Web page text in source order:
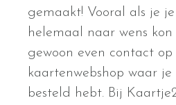
gemaakt! Vooral als je
helemaal naar wens
gewoon even contact
kaartenwebshop waar
besteld hebt. Bij